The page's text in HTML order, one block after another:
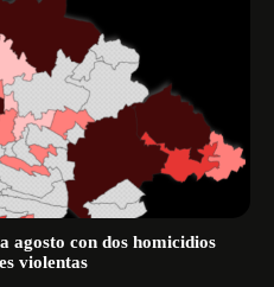
agosto con dos homicidios
violentas